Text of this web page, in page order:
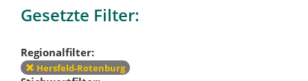
Gesetzte Filter:
Regionalfilter:
Hersfeld-Rotenburg